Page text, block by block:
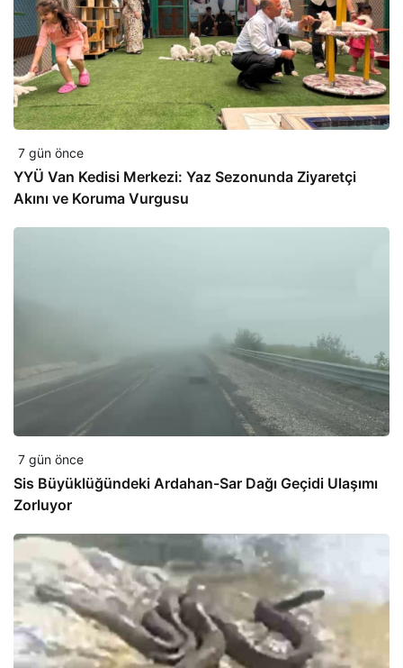
7 gün önce
YYÜ Van Kedisi Merkezi: Yaz Sezonunda Ziyaretçi
Akını ve Koruma Vurgusu
7 gün önce
Sis Büyüklüğündeki Ardahan-Sar Dağı Geçidi Ulaşımı
Zorluyor